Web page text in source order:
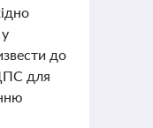
до
для